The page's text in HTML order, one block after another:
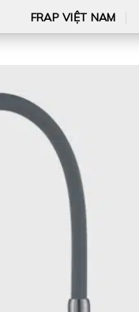
FRAP VIỆT NAM